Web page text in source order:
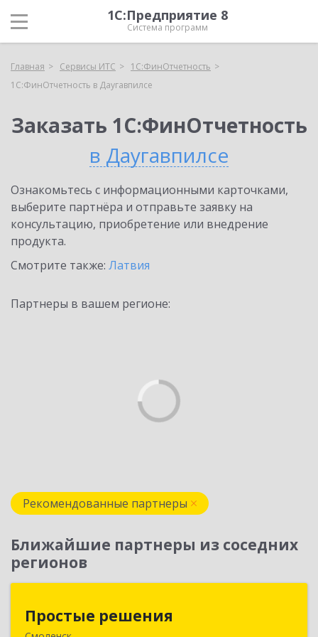
1С:Предприятие 8
Система программ
Главная Сервисы ИТС
1С:ФинОтчетность
1С:ФинОтчетность в Даугавпилсе
Заказать 1С:ФинОтчетность
в Даугавпилсе
Ознакомьтесь с информационными карточками,
выберите партнёра и отправьте заявку на
консультацию, приобретение или внедрение
продукта.
Смотрите также: Латвия
Партнеры в вашем регионе:
Рекомендованные партнеры
Ближайшие партнеры из соседних
регионов
Простые решения